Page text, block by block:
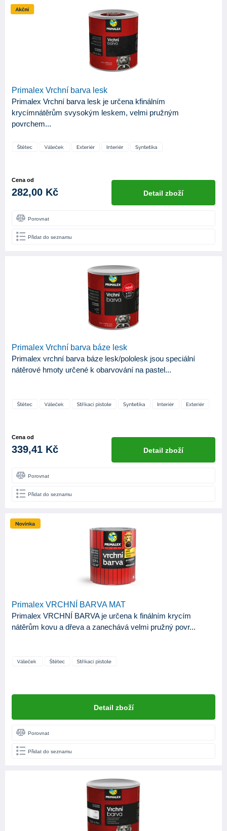
Primalex Vrchní barva lesk
Primalex Vrchní barva lesk je určena kfinálním
krycímnátěrům svysokým leskem, velmi pružným
povrchem...
Cena od
282,00 Kč Detail zboží
Porovnat
Přidat do seznamu
Primalex Vrchní barva báze lesk
Primalex vrchní barva báze lesk/pololesk jsou speciální
nátěrové hmoty určené k obarvování na pastel...
Cena od
339,41 Kč Detail zboží
Porovnat
Přidat do seznamu
Primalex VRCHNÍ BARVA MAT
Primalex VRCHNÍ BARVA je určena k finálním krycím
nátěrům kovu a dřeva a zanechává velmi pružný povr...
Detail zboží
Porovnat
Přidat do seznamu